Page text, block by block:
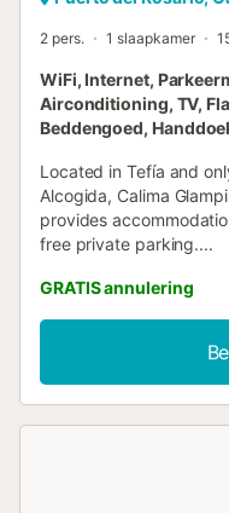
2 pers. 1 slaapkamer
WiFi, Internet,
Airconditioning, TV,
Beddengoed,
Located in Tefía and
Alcogida, Calima
provides
free private parking....
GRATIS annulering